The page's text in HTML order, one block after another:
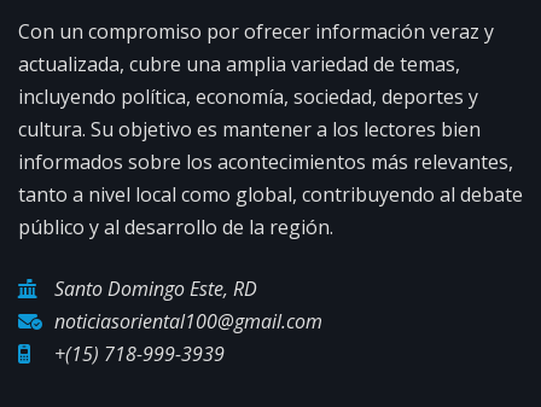
Con un compromiso por ofrecer información veraz y
actualizada, cubre una amplia variedad de temas,
incluyendo política, economía, sociedad, deportes y
cultura. Su objetivo es mantener a los lectores bien
informados sobre los acontecimientos más relevantes,
tanto a nivel local como global, contribuyendo al debate
público y al desarrollo de la región.
Santo Domingo Este, RD
noticiasoriental100@gmail.com
+(15) 718-999-3939